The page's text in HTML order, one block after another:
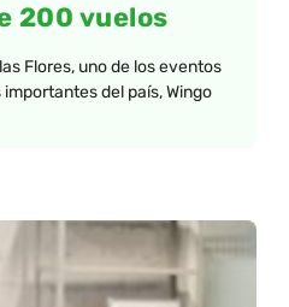
200 vuelos
Flores, uno de los eventos
del país, Wingo